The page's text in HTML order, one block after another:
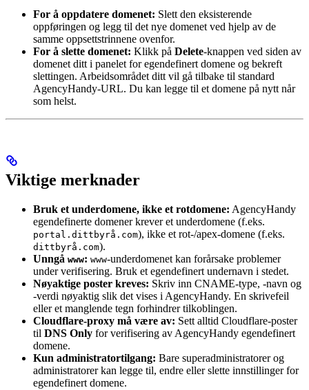
For å oppdatere domenet: Slett den eksisterende
oppføringen og legg til det nye domenet ved hjelp av de
samme oppsettstrinnene ovenfor.
For å slette domenet: Klikk på Delete-knappen ved siden av
domenet ditt i panelet for egendefinert domene og bekreft
slettingen. Arbeidsområdet ditt vil gå tilbake til standard
AgencyHandy-URL. Du kan legge til et domene på nytt når
som helst.
Viktige merknader
Bruk et underdomene, ikke et rotdomene: AgencyHandy
egendefinerte domener krever et underdomene (f.eks.
portal.dittbyrå.com), ikke et rot-/apex-domene (f.eks.
dittbyrå.com).
Unngå www: www-underdomenet kan forårsake problemer
under verifisering. Bruk et egendefinert undernavn i stedet.
Nøyaktige poster kreves: Skriv inn CNAME-type, -navn og
-verdi nøyaktig slik det vises i AgencyHandy. En skrivefeil
eller et manglende tegn forhindrer tilkoblingen.
Cloudflare-proxy må være av: Sett alltid Cloudflare-poster
til DNS Only for verifisering av AgencyHandy egendefinert
domene.
Kun administratortilgang: Bare superadministratorer og
administratorer kan legge til, endre eller slette innstillinger for
egendefinert domene.